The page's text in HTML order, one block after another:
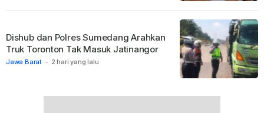
Jawa Barat - 2 hari yang lalu
Dishub dan Polres Sumedang Arahkan
Truk Toronton Tak Masuk Jatinangor